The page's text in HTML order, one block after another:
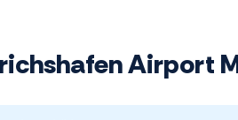
Airport